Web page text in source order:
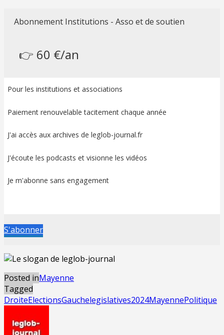
Abonnement Institutions - Asso et de soutien
👉 60 €/an
Pour les institutions et associations
Paiement renouvelable tacitement chaque année
J'ai accès aux archives de leglob-journal.fr
J'écoute les podcasts et visionne les vidéos
Je m'abonne sans engagement
S'abonner
Posted inMayenne
Tagged
DroiteElectionsGauchelegislatives2024MayennePolitique